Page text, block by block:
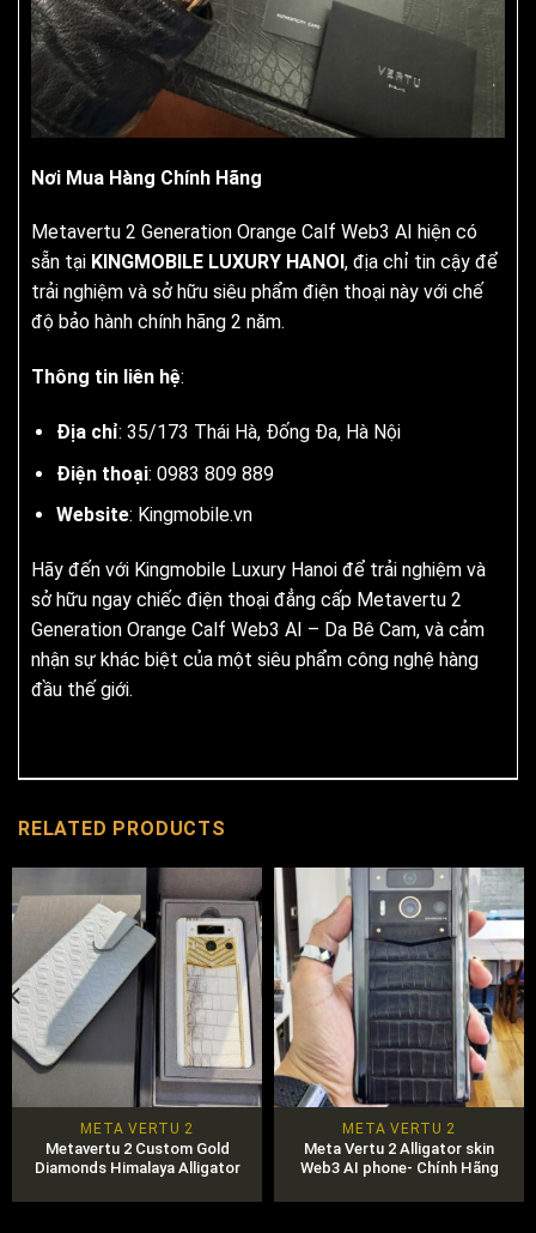
Nơi Mua Hàng Chính Hãng
Metavertu 2 Generation Orange Calf Web3 AI hiện có
sẵn tại KINGMOBILE LUXURY HANOI , địa chỉ tin cậy để
trải nghiệm và sở hữu siêu phẩm điện thoại này với chế
độ bảo hành chính hãng 2 năm.
Thông tin liên hệ:
Địa chỉ: 35/173 Thái Hà, Đống Đa, Hà Nội
Điện thoại: 0983 809 889
Website: Kingmobile.vn
Hãy đến với Kingmobile Luxury Hanoi để trải nghiệm và
sở hữu ngay chiếc điện thoại đẳng cấp Metavertu 2
Generation Orange Calf Web3 AI – Da Bê Cam, và cảm
nhận sự khác biệt của một siêu phẩm công nghệ hàng
đầu thế giới.
RELATED PRODUCTS
META VERTU 2
Metavertu 2 Custom Gold
Diamonds Himalaya Alligator
META VERTU 2
Meta Vertu 2 Alligator skin
Web3 AI phone- Chính Hãng